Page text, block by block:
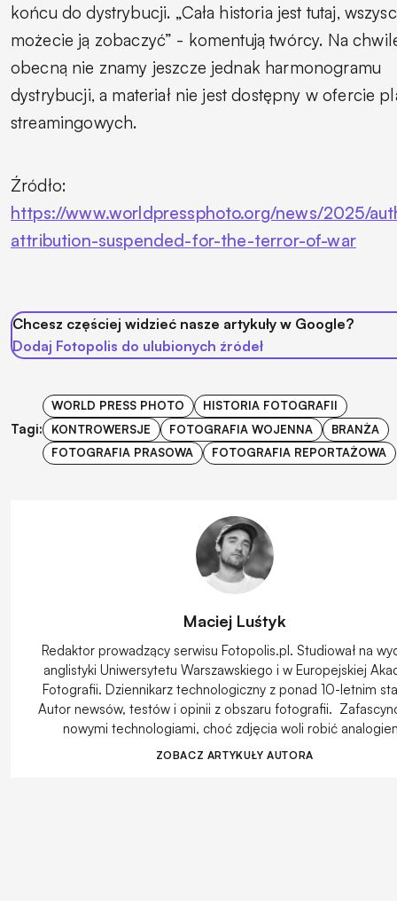
końcu do dystrybucji. „Cała historia jest tutaj,
możecie ją zobaczyć” - komentują twórcy. Na
obecną nie znamy jeszcze jednak harmonogramu
dystrybucji, a materiał nie jest dostępny w ofercie
streamingowych.
Źródło:
https://www.worldpressphoto.org/news/2025/
attribution-suspended-for-the-terror-of-war
Chcesz częściej widzieć nasze artykuły w Google?
Dodaj Fotopolis do ulubionych źródeł
Tagi:
WORLD PRESS PHOTO
HISTORIA FOTOGRAFII
KONTROWERSJE
FOTOGRAFIA WOJENNA
BRANŻA
FOTOGRAFIA PRASOWA
FOTOGRAFIA REPORTAŻOWA
Maciej Luśtyk
Redaktor prowadzący serwisu Fotopolis.pl. Studiował na
anglistyki Uniwersytetu Warszawskiego i w Europejskiej
Fotografii. Dziennikarz technologiczny z ponad 10-letnim
Autor newsów, testów i opinii z obszaru fotografii.
nowymi technologiami, choć zdjęcia woli robić
ZOBACZ ARTYKUŁY AUTORA